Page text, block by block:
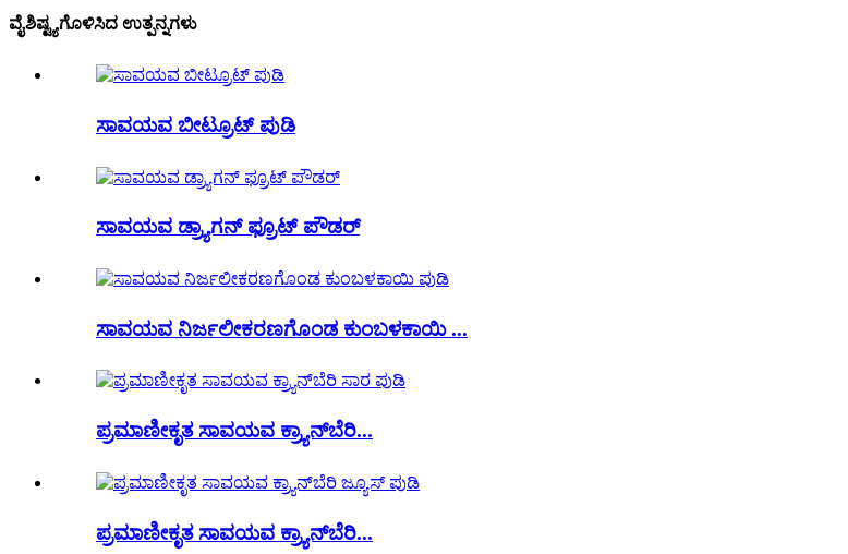
ವೈಶಿಷ್ಟ್ಯಗೊಳಿಸಿದ ಉತ್ಪನ್ನಗಳು
ಸಾವಯವ ಬೀಟ್ರೂಟ್ ಪುಡಿ
ಸಾವಯವ ಡ್ರ್ಯಾಗನ್ ಫ್ರೂಟ್ ಪೌಡರ್
ಸಾವಯವ ನಿರ್ಜಲೀಕರಣಗೊಂಡ ಕುಂಬಳಕಾಯಿ ...
ಪ್ರಮಾಣೀಕೃತ ಸಾವಯವ ಕ್ರ್ಯಾನ್‌ಬೆರಿ...
ಪ್ರಮಾಣೀಕೃತ ಸಾವಯವ ಕ್ರ್ಯಾನ್‌ಬೆರಿ...